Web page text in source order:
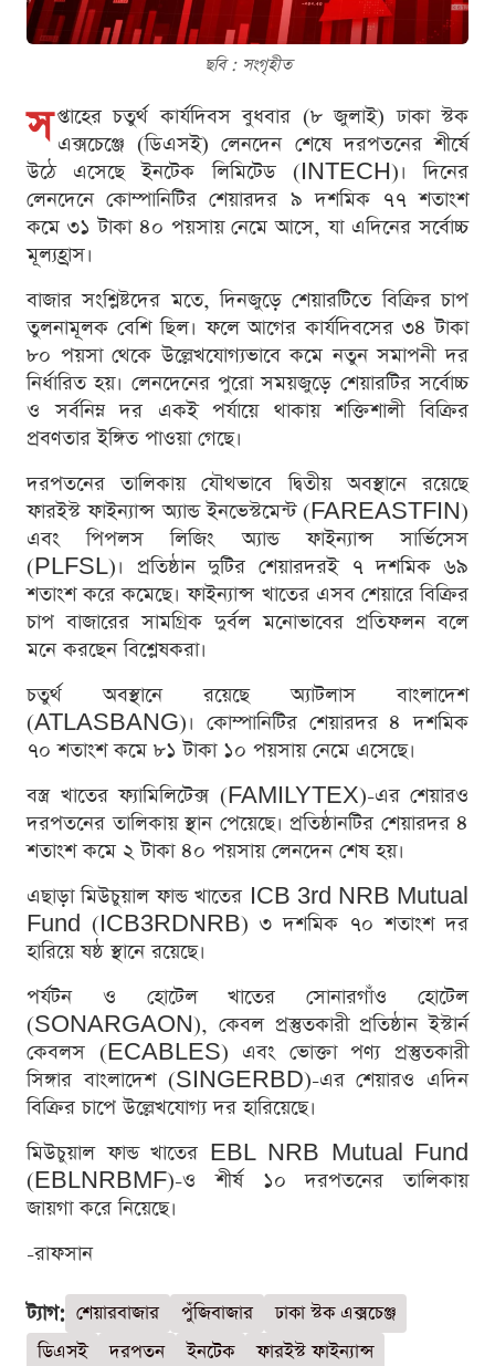
ছবি : সংগৃহীত
স প্তাহের চতুর্থ কার্যদিবস বুধবার (৮ জুলাই) ঢাকা স্টক
এক্সচেঞ্জে (ডিএসই) লেনদেন শেষে দরপতনের শীর্ষে
উঠে এসেছে ইনটেক লিমিটেড (INTECH)। দিনের
লেনদেনে কোম্পানিটির শেয়ারদর ৯ দশমিক ৭৭ শতাংশ
কমে ৩১ টাকা ৪০ পয়সায় নেমে আসে, যা এদিনের সর্বোচ্চ
মূল্যহ্রাস।
বাজার সংশ্লিষ্টদের মতে, দিনজুড়ে শেয়ারটিতে বিক্রির চাপ
তুলনামূলক বেশি ছিল। ফলে আগের কার্যদিবসের ৩৪ টাকা
৮০ পয়সা থেকে উল্লেখযোগ্যভাবে কমে নতুন সমাপনী দর
নির্ধারিত হয়। লেনদেনের পুরো সময়জুড়ে শেয়ারটির সর্বোচ্চ
ও সর্বনিম্ন দর একই পর্যায়ে থাকায় শক্তিশালী বিক্রির
প্রবণতার ইঙ্গিত পাওয়া গেছে।
দরপতনের তালিকায় যৌথভাবে দ্বিতীয় অবস্থানে রয়েছে
ফারইস্ট ফাইন্যান্স অ্যান্ড ইনভেস্টমেন্ট (FAREASTFIN)
এবং পিপলস লিজিং অ্যান্ড ফাইন্যান্স সার্ভিসেস
(PLFSL)। প্রতিষ্ঠান দুটির শেয়ারদরই ৭ দশমিক ৬৯
শতাংশ করে কমেছে। ফাইন্যান্স খাতের এসব শেয়ারে বিক্রির
চাপ বাজারের সামগ্রিক দুর্বল মনোভাবের প্রতিফলন বলে
মনে করছেন বিশ্লেষকরা।
চতুর্থ অবস্থানে রয়েছে অ্যাটলাস বাংলাদেশ
(ATLASBANG)। কোম্পানিটির শেয়ারদর ৪ দশমিক
৭০ শতাংশ কমে ৮১ টাকা ১০ পয়সায় নেমে এসেছে।
বস্ত্র খাতের ফ্যামিলিটেক্স (FAMILYTEX)-এর শেয়ারও
দরপতনের তালিকায় স্থান পেয়েছে। প্রতিষ্ঠানটির শেয়ারদর ৪
শতাংশ কমে ২ টাকা ৪০ পয়সায় লেনদেন শেষ হয়।
এছাড়া মিউচুয়াল ফান্ড খাতের ICB 3rd NRB Mutual
Fund (ICB3RDNRB) ৩ দশমিক ৭০ শতাংশ দর
হারিয়ে ষষ্ঠ স্থানে রয়েছে।
পর্যটন ও হোটেল খাতের সোনারগাঁও হোটেল
(SONARGAON), কেবল প্রস্তুতকারী প্রতিষ্ঠান ইস্টার্ন
কেবলস (ECABLES) এবং ভোক্তা পণ্য প্রস্তুতকারী
সিঙ্গার বাংলাদেশ (SINGERBD)-এর শেয়ারও এদিন
বিক্রির চাপে উল্লেখযোগ্য দর হারিয়েছে।
মিউচুয়াল ফান্ড খাতের EBL NRB Mutual Fund
(EBLNRBMF)-ও শীর্ষ ১০ দরপতনের তালিকায়
জায়গা করে নিয়েছে।
-রাফসান
ট্যাগ: শেয়ারবাজার পুঁজিবাজার
ঢাকা স্টক এক্সচেঞ্জ
ডিএসই
দরপতন ইনটেক
ফারইস্ট ফাইন্যান্স